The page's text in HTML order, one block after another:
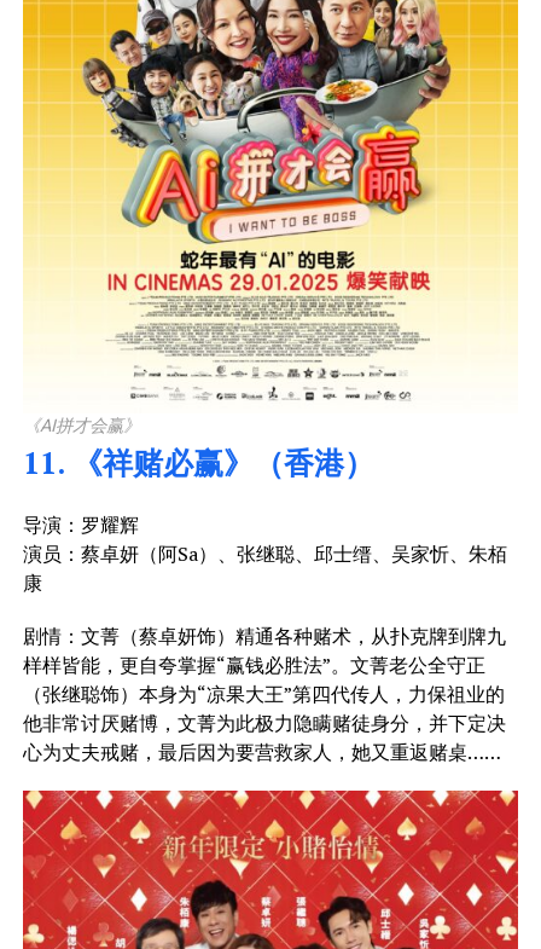
《AI拼才会赢》
11. 《祥赌必赢》（香港）
导演：罗耀辉
演员：蔡卓妍（阿Sa）、张继聪、邱士缙、吴家忻、朱栢
康
剧情：文菁（蔡卓妍饰）精通各种赌术，从扑克牌到牌九
样样皆能，更自夸掌握“赢钱必胜法”。文菁老公全守正
（张继聪饰）本身为“凉果大王”第四代传人，力保祖业的
他非常讨厌赌博，文菁为此极力隐瞒赌徒身分，并下定决
心为丈夫戒赌，最后因为要营救家人，她又重返赌桌……